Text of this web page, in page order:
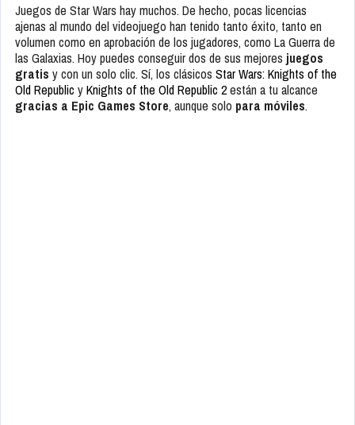
Juegos de Star Wars hay muchos. De hecho, pocas licencias
ajenas al mundo del videojuego han tenido tanto éxito, tanto en
volumen como en aprobación de los jugadores, como La Guerra de
las Galaxias. Hoy puedes conseguir dos de sus mejores juegos
gratis y con un solo clic. Sí, los clásicos Star Wars: Knights of the
Old Republic yKnights of the Old Republic 2están a tu alcance
gracias a Epic Games Store, aunque solo para móviles.